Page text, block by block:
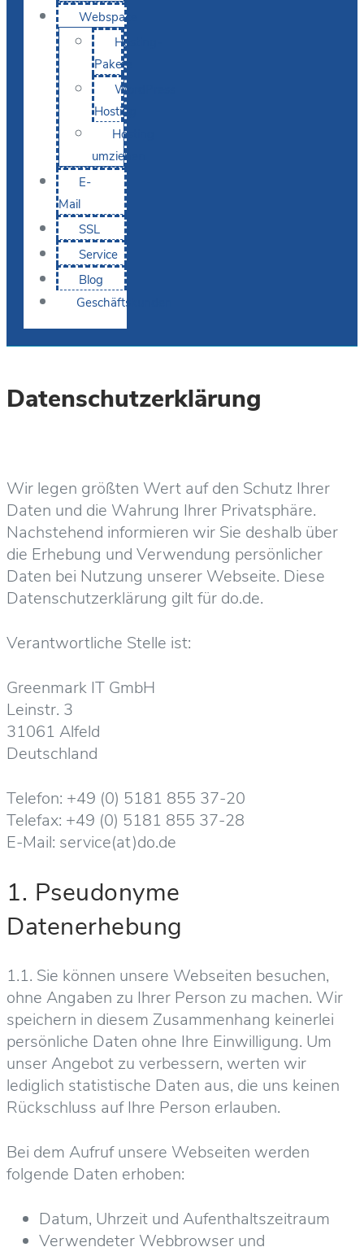
Webspace
Hosting-
Pakete
WordPress
Hosting
Hosting
umziehen
E-
Mail
SSL
Service
Blog
Geschäftskunden
Datenschutzerklärung
Wir legen größten Wert auf den Schutz Ihrer
Daten und die Wahrung Ihrer Privatsphäre.
Nachstehend informieren wir Sie deshalb über
die Erhebung und Verwendung persönlicher
Daten bei Nutzung unserer Webseite. Diese
Datenschutzerklärung gilt für do.de.
Verantwortliche Stelle ist:
Greenmark IT GmbH
Leinstr. 3
31061 Alfeld
Deutschland
Telefon: +49 (0) 5181 855 37-20
Telefax: +49 (0) 5181 855 37-28
E-Mail: service(at)do.de
1. Pseudonyme
Datenerhebung
1.1. Sie können unsere Webseiten besuchen,
ohne Angaben zu Ihrer Person zu machen. Wir
speichern in diesem Zusammenhang keinerlei
persönliche Daten ohne Ihre Einwilligung. Um
unser Angebot zu verbessern, werten wir
lediglich statistische Daten aus, die uns keinen
Rückschluss auf Ihre Person erlauben.
Bei dem Aufruf unsere Webseiten werden
folgende Daten erhoben:
Datum, Uhrzeit und Aufenthaltszeitraum
Verwendeter Webbrowser und